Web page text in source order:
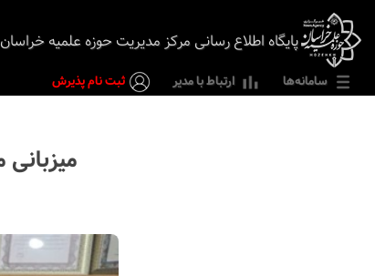
پایگاه اطلاع رسانی مرکز مدیریت حوزه علمیه خراسان
سامانه‌ها ارتباط با مدیر ثبت نام پذیرش